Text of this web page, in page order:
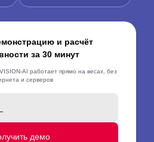
и расчёт
за 30 минут
AI работает прямо на весах, без
и серверов
демо